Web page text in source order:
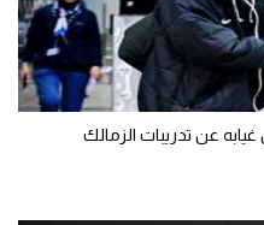
عن تدريبات الزمالك